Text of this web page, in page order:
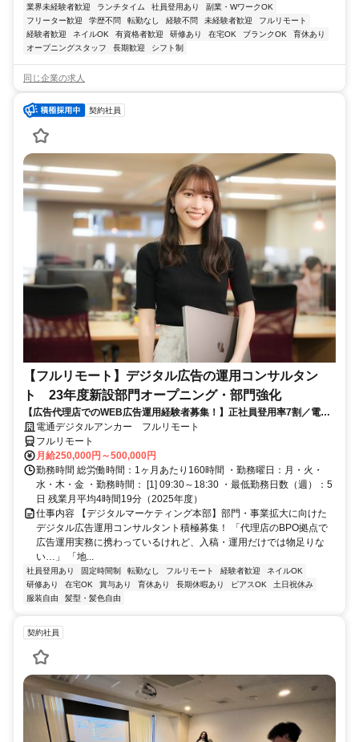
業界未経験者歓迎 ランチタイム 社員登用あり
副業・WワークOK
フリーター歓迎
学歴不問 転勤なし 経験不問 未経験者歓迎
フルリモート
経験者歓迎
ネイルOK 有資格者歓迎 研修あり 在宅OK ブランクOK
育休あり
オープニングスタッフ
長期歓迎 シフト制
同じ企業の求人
契約社員
【フルリモート】デジタル広告の運用コンサルタン
ト 23年度新設部門オープニング・部門強化
【広告代理店でのWEB広告運用経験者募集！】正社員登用率7割／電通
G／全国×完全在宅／年休126日・土日祝休み／残業月平均4時間19分
電通デジタルアンカー フルリモート
フルリモート
月給250,000円～500,000円
勤務時間 総労働時間：1ヶ月あたり160時間 ・勤務曜日：月・火・
水・木・金 ・勤務時間： [1] 09:30～18:30 ・最低勤務日数（週）：5
日 残業月平均4時間19分（2025年度）
仕事内容 【デジタルマーケティング本部】部門・事業拡大に向けた
デジタル広告運用コンサルタント積極募集！ 「代理店のBPO拠点で
広告運用実務に携わっているけれど、入稿・運用だけでは物足りな
い…」 「地...
社員登用あり 固定時間制 転勤なし フルリモート 経験者歓迎
ネイルOK
研修あり
在宅OK 賞与あり 育休あり 長期休暇あり ピアスOK
土日祝休み
服装自由
髪型・髪色自由
契約社員